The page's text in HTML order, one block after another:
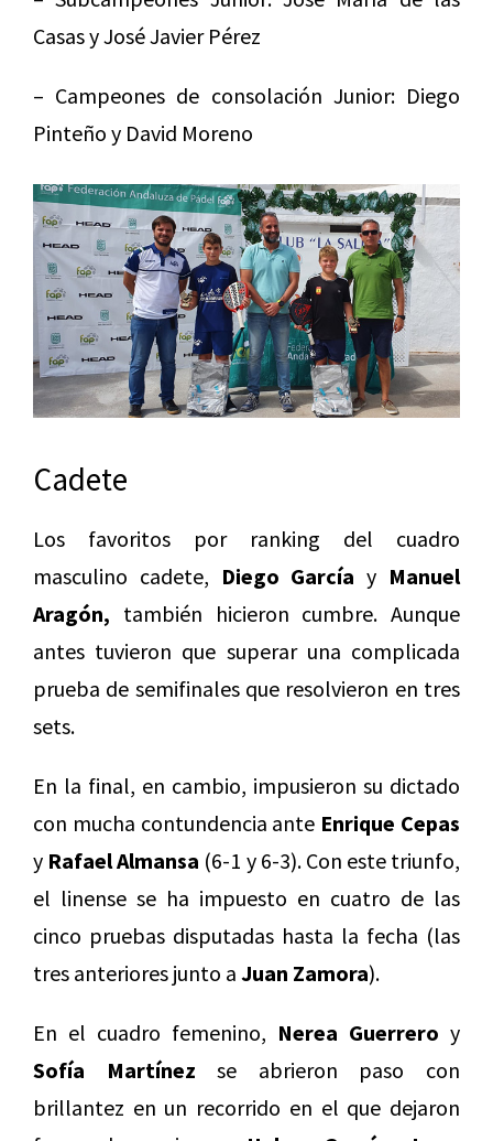
Casas y José Javier Pérez
– Campeones de consolación Junior: Diego
Pinteño y David Moreno
Cadete
Los favoritos por ranking del cuadro
masculino cadete, Diego García y Manuel
Aragón, también hicieron cumbre. Aunque
antes tuvieron que superar una complicada
prueba de semifinales que resolvieron en tres
sets.
En la final, en cambio, impusieron su dictado
con mucha contundencia ante Enrique Cepas
y Rafael Almansa (6-1 y 6-3). Con este triunfo,
el linense se ha impuesto en cuatro de las
cinco pruebas disputadas hasta la fecha (las
tres anteriores junto a Juan Zamora).
En el cuadro femenino, Nerea Guerrero y
Sofía Martínez se abrieron paso con
brillantez en un recorrido en el que dejaron